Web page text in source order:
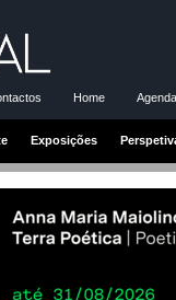
Home
Exposições